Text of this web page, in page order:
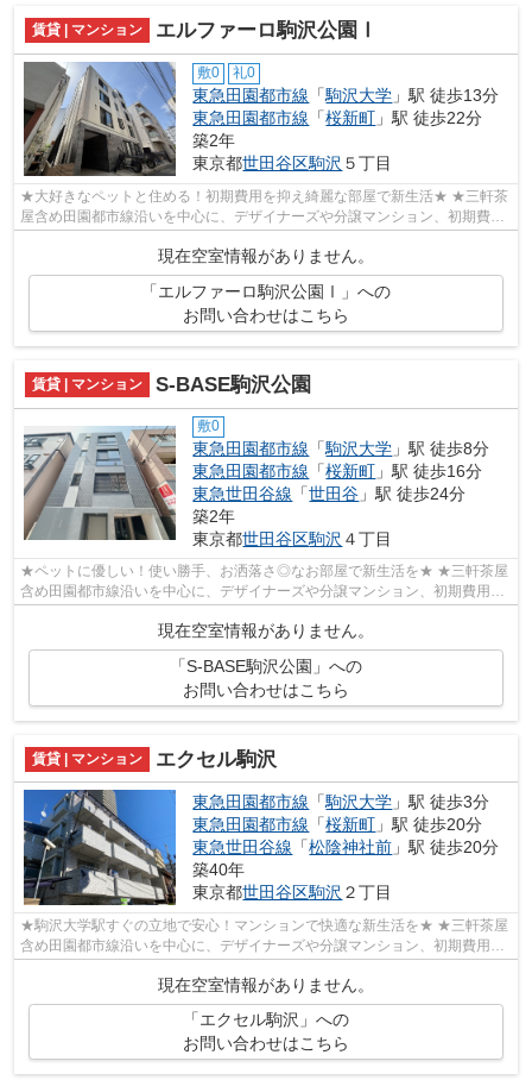
賃貸 | マンション エルファーロ駒沢公園Ⅰ
敷0 礼0
東急田園都市線 「駒沢大学 」駅 徒歩13分
東急田園都市線 「桜新町 」駅 徒歩22分
築2年
東京都世田谷区駒沢 ５丁目
★大好きなペットと住める！初期費用を抑え綺麗な部屋で新生活★ ★三軒茶
屋含め田園都市線沿いを中心に、デザイナーズや分譲マンション、初期費用
現在空室情報がありません。
「エルファーロ駒沢公園Ⅰ」への
お問い合わせはこちら
賃貸 | マンション S-BASE駒沢公園
敷0
東急田園都市線 「駒沢大学 」駅 徒歩8分
東急田園都市線 「桜新町 」駅 徒歩16分
東急世田谷線 「世田谷 」駅 徒歩24分
築2年
東京都世田谷区駒沢 ４丁目
★ペットに優しい！使い勝手、お洒落さ◎なお部屋で新生活を★ ★三軒茶屋
含め田園都市線沿いを中心に、デザイナーズや分譲マンション、初期費用を
抑えた部屋探しはぜひ当社にお任せくださ...
現在空室情報がありません。
「S-BASE駒沢公園」への
お問い合わせはこちら
賃貸 | マンション エクセル駒沢
東急田園都市線 「駒沢大学 」駅 徒歩3分
東急田園都市線 「桜新町 」駅 徒歩20分
東急世田谷線 「松陰神社前 」駅 徒歩20分
築40年
東京都世田谷区駒沢 ２丁目
★駒沢大学駅すぐの立地で安心！マンションで快適な新生活を★ ★三軒茶屋
含め田園都市線沿いを中心に、デザイナーズや分譲マンション、初期費用を
抑えた部屋探しはぜひ当社にお任せくだ...
現在空室情報がありません。
「エクセル駒沢」への
お問い合わせはこちら